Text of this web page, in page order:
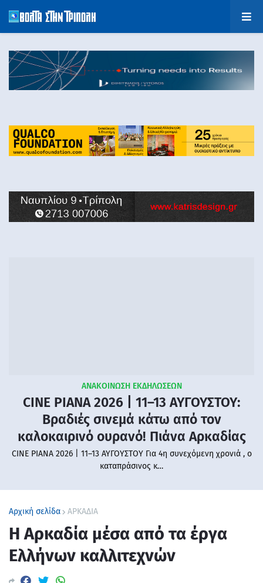
ΑΝΑΚΟΙΝΩΣΗ ΕΚΔΗΛΩΣΕΩΝ
CINE PIANA 2026 | 11–13 ΑΥΓΟΥΣΤΟΥ:
Βραδιές σινεμά κάτω από τον
καλοκαιρινό ουρανό! Πιάνα Αρκαδίας
CINE PIANA 2026 | 11–13 ΑΥΓΟΥΣΤΟΥ Για 4η συνεχόμενη χρονιά , ο
καταπράσινος κ…
Αρχική σελίδα ΑΡΚΑΔΙΑ
Η Αρκαδία μέσα από τα έργα
Ελλήνων καλλιτεχνών